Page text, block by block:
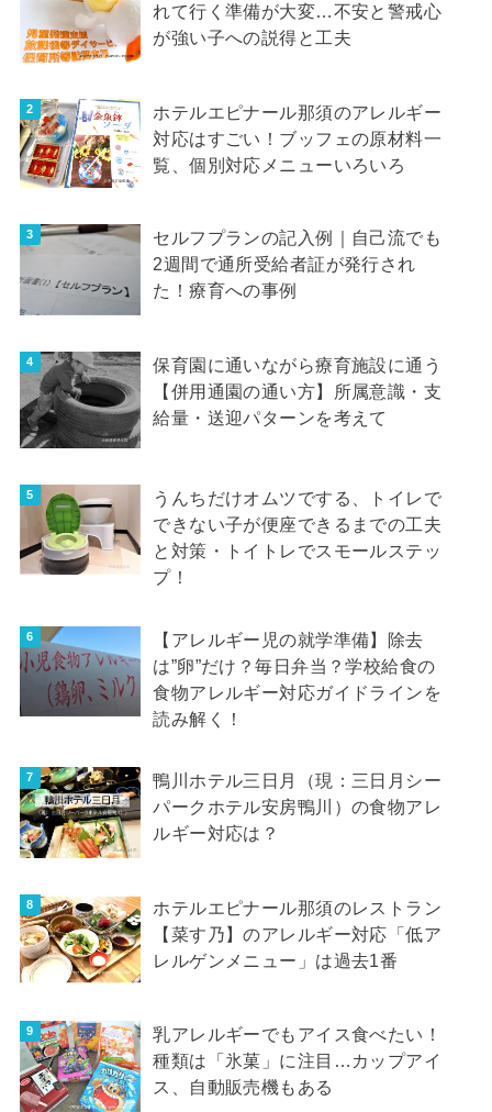
れて行く準備が大変…不安と警戒心
が強い子への説得と工夫
ホテルエピナール那須のアレルギー
対応はすごい！ブッフェの原材料一
覧、個別対応メニューいろいろ
セルフプランの記入例｜自己流でも
2週間で通所受給者証が発行され
た！療育への事例
保育園に通いながら療育施設に通う
【併用通園の通い方】所属意識・支
給量・送迎パターンを考えて
うんちだけオムツでする、トイレで
できない子が便座できるまでの工夫
と対策・トイトレでスモールステッ
プ！
【アレルギー児の就学準備】除去
は”卵”だけ？毎日弁当？学校給食の
食物アレルギー対応ガイドラインを
読み解く！
鴨川ホテル三日月（現：三日月シー
パークホテル安房鴨川）の食物アレ
ルギー対応は？
ホテルエピナール那須のレストラン
【菜す乃】のアレルギー対応「低ア
レルゲンメニュー」は過去1番
乳アレルギーでもアイス食べたい！
種類は「氷菓」に注目…カップアイ
ス、自動販売機もある